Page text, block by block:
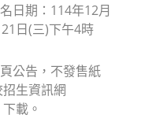
日期：114年12月
日(三)下午4時
公告，不發售紙
生資訊網
載。